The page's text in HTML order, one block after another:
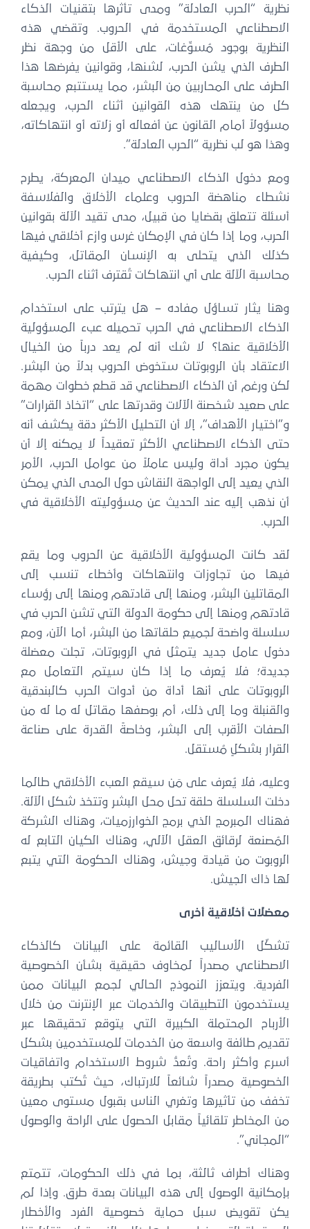
نظرية “الحرب العادلة” ومدى تأثرها بتقنيات الذكاء
الاصطناعي المستخدمة في الحروب. وتقضي هذه
النظرية بوجود مُسوِّغات، على الأقل من وجهة نظر
الطرف الذي يشن الحرب، لشنها، وقوانين يفرضها هذا
الطرف على المحاربين من البشر، مما يستتبع محاسبة
كل من ينتهك هذه القوانين أثناء الحرب، ويجعله
مسؤولاً أمام القانون عن أفعاله أو زلاته أو انتهاكاته،
وهذا هو لب نظرية “الحرب العادلة”.
ومع دخول الذكاء الاصطناعي ميدان المعركة، يطرح
نشطاء مناهضة الحروب وعلماء الأخلاق والفلاسفة
أسئلة تتعلق بقضايا من قبيل، مدى تقيد الآلة بقوانين
الحرب، وما إذا كان في الإمكان غرس وازع أخلاقي فيها
كذلك الذي يتحلى به الإنسان المقاتل، وكيفية
محاسبة الآلة على أي انتهاكات تُقترف أثناء الحرب.
وهنا يثار تساؤل مفاده – هل يترتب على استخدام
الذكاء الاصطناعي في الحرب تحميله عبء المسؤولية
الأخلاقية عنها؟ لا شك أنه لم يعد درباً من الخيال
الاعتقاد بأن الروبوتات ستخوض الحروب بدلاً من البشر.
لكن ورغم أن الذكاء الاصطناعي قد قطع خطوات مهمة
على صعيد شخصنة الآلات وقدرتها على “اتخاذ القرارات”
و”اختيار الأهداف”، إلا أن التحليل الأكثر دقة يكشف أنه
حتى الذكاء الاصطناعي الأكثر تعقيداً لا يمكنه إلا أن
يكون مجرد أداة وليس عاملاً من عوامل الحرب، الأمر
الذي يعيد إلى الواجهة النقاش حول المدى الذي يمكن
أن نذهب إليه عند الحديث عن مسؤوليته الأخلاقية في
الحرب.
لقد كانت المسؤولية الأخلاقية عن الحروب وما يقع
فيها من تجاوزات وانتهاكات وأخطاء تنسب إلى
المقاتلين البشر، ومنها إلى قادتهم ومنها إلى رؤساء
قادتهم ومنها إلى حكومة الدولة التي تشن الحرب في
سلسلة واضحة لجميع حلقاتها من البشر، أما الآن، ومع
دخول عامل جديد يتمثل في الروبوتات، تجلت معضلة
جديدة؛ فلا يُعرف ما إذا كان سيتم التعامل مع
الروبوتات على أنها أداة من أدوات الحرب كالبندقية
والقنبلة وما إلى ذلك، أم بوصفها مقاتل له ما له من
الصفات الأقرب إلى البشر، وخاصةً القدرة على صناعة
القرار بشكلٍ مُستقل.
وعليه، فلا يُعرف على مَن سيقع العبء الأخلاقي طالما
دخلت السلسلة حلقة تحل محل البشر وتتخذ شكل الآلة.
فهناك المبرمج الذي برمج الخوارزميات، وهناك الشركة
المُصنعة لرقائق العقل الآلي، وهناك الكيان التابع له
الروبوت من قيادة وجيش، وهناك الحكومة التي يتبع
لها ذاك الجيش.
معضلات أخلاقية أخرى
تشكّل الأساليب القائمة على البيانات كالذكاء
الاصطناعي مصدراً لمخاوف حقيقية بشأن الخصوصية
الفردية. ويتعزز النموذج الحالي لجمع البيانات ممن
يستخدمون التطبيقات والخدمات عبر الإنترنت من خلال
الأرباح المحتملة الكبيرة التي يتوقع تحقيقها عبر
تقديم طائفة واسعة من الخدمات للمستخدمين بشكل
أسرع وأكثر راحة. وتُعدُّ شروط الاستخدام واتفاقيات
الخصوصية مصدراً شائعاً للارتباك، حيث تُكتب بطريقة
تخفف من تأثيرها وتغري الناس بقبول مستوى معين
من المخاطر تلقائياً مقابل الحصول على الراحة والوصول
“المجاني”.
وهناك أطراف ثالثة، بما في ذلك الحكومات، تتمتع
بإمكانية الوصول إلى هذه البيانات بعدة طرق. وإذا لم
يكن تقويض سبل حماية خصوصية الفرد والأخطار